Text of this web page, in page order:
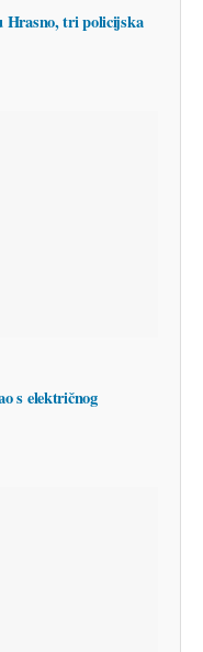
Hrasno, tri policijska
s električnog